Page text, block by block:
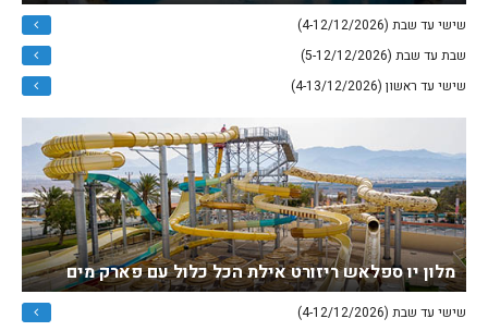
שישי עד שבת (4-12/12/2026)
שבת עד שבת (5-12/12/2026)
שישי עד ראשון (4-13/12/2026)
מלון יו ספלאש ריזורט אילת הכל כלול עם פארק מים
שישי עד שבת (4-12/12/2026)